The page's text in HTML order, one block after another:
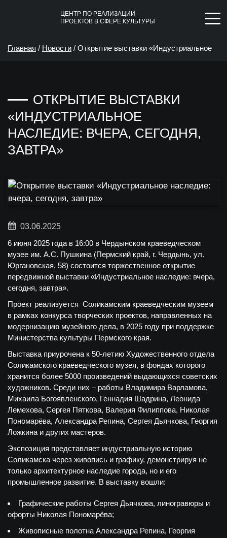
ЦЕНТР ПО РЕАЛИЗАЦИИ
ПРОЕКТОВ В СФЕРЕ КУЛЬТУРЫ
Главная / Новости / Открытие выставки «Индустриальное
ОТКРЫТИЕ ВЫСТАВКИ
«ИНДУСТРИАЛЬНОЕ
НАСЛЕДИЕ: ВЧЕРА, СЕГОДНЯ,
ЗАВТРА»
03.06.2025
6 июня 2025 года в 16:00 в Чердынском краеведческом
музее им. А.С. Пушкина (Пермский край, г. Чердынь, ул.
Юргановская, 58) состоится торжественное открытие
передвижной выставки «Индустриальное наследие: вчера,
сегодня, завтра».
Проект реализуется Соликамским краеведческим музеем
в рамках конкурса творческих проектов, направленных на
модернизацию музейного дела, в 2025 году при поддержке
Министерства культуры Пермского края.
Выставка приурочена к 50-летию Художественного отдела
Соликамского краеведческого музея, в фондах которого
хранится более 5000 произведений выдающихся советских
художников. Среди них – работы Владимира Варламова,
Михаила Богоявленского, Геннадия Шадрина, Леонида
Лемехова, Сергея Пяткова, Валерия Филиппова, Николая
Пономарёва, Александра Репина, Сергея Дьячкова, Георгия
Ложкина и других мастеров.
Экспозиция представляет индустриальную историю
Соликамска через живопись и графику, демонстрируя не
только архитектурное наследие города, но и его
промышленное развитие. В выставку вошли:
Графические работы Сергея Дьячкова, линогравюры и
офорты Николая Пономарёва;
Живописные полотна Александра Репина, Георгия